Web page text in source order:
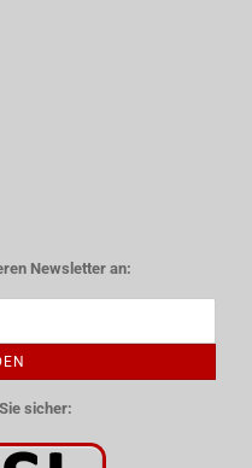
Newsletter an:
sicher: